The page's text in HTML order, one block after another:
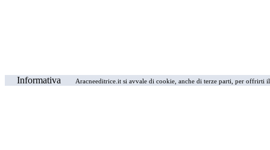
Informativa Aracneeditrice.it si avvale di cookie, anche di terze parti, per